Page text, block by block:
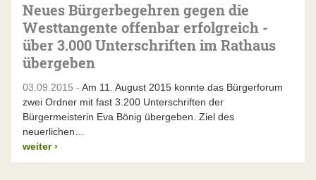
Neues Bürgerbegehren gegen die
Westtangente offenbar erfolgreich -
über 3.000 Unterschriften im Rathaus
übergeben
03.09.2015 - Am 11. August 2015 konnte das Bürgerforum
zwei Ordner mit fast 3.200 Unterschriften der
Bürgermeisterin Eva Bönig übergeben. Ziel des
neuerlichen…
weiter ›